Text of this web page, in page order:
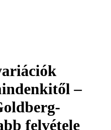
–
felvétele